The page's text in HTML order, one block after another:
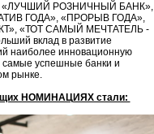
«ЛУЧШИЙ РОЗНИЧНЫЙ БАНК»,
ГОДА», «ПРОРЫВ ГОДА»,
«ТОТ САМЫЙ МЕЧТАТЕЛЬ -
вклад в развитие
наиболее инновационную
успешные банки и
рынке.
НОМИНАЦИЯХ стали: